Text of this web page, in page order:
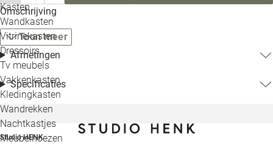
Kasten
Wandkasten
Vitrinekasten
Dressoirs
Tv meubels
Vakkenkasten
Kledingkasten
Wandrekken
Nachtkastjes
Meubelhoezen
Omschrijving
Toon meer
Afmetingen
Specificaties
Studio HENK